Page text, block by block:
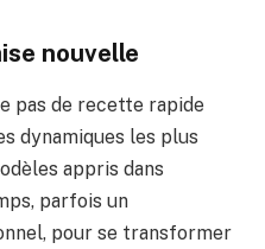
nouvelle
pas de recette rapide
dynamiques les plus
appris dans
parfois un
pour se transformer